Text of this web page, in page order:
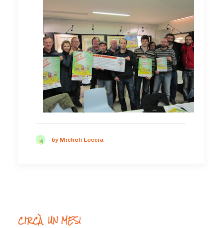
by Micheli Leccia
CIRCÀ UN MESI